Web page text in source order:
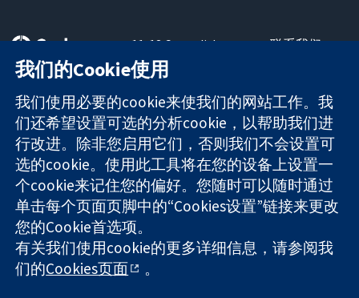
可信任的证据
知情决定
更完善的医疗健
康
11-13 Cavendish
Square
London
W1G 0AN
United Kingdom
联系我们
关于我们
工作机会
Cochrane
Library
The Cochrane Collaboration is a charity (no. 1045921) and a
company limited by guarantee (no. 03044323) registered in
England & Wales. VAT registration number GB 718 2127 49.
版权所有：© 2026 Cochrane协作网
我们的Cookie使用
我们使用必要的cookie来使我们的网站工作。我
们还希望设置可选的分析cookie，以帮助我们进
行改进。除非您启用它们，否则我们不会设置可
选的cookie。使用此工具将在您的设备上设置一
个cookie来记住您的偏好。您随时可以随时通过
单击每个页面页脚中的“Cookies设置”链接来更改
您的Cookie首选项。
有关我们使用cookie的更多详细信息，请参阅我
们的Cookies页面 。